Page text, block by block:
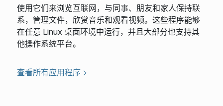
使用它们来浏览互联网，与同事、朋友和家人保持联
系，管理文件，欣赏音乐和观看视频。这些程序能够
在任意 Linux 桌面环境中运行，并且大部分也支持其
他操作系统平台。
查看所有应用程序